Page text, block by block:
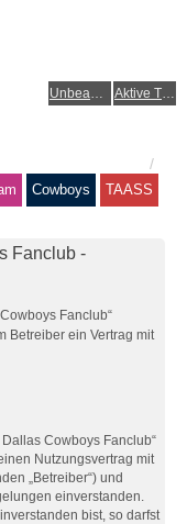
Unbeantwortete Themen
Aktive Themen
Cowboys TAASS
Fanclub -
Fanclub“
Betreiber ein Vertrag mit
Cowboys Fanclub“
Nutzungsvertrag mit
„Betreiber“) und
einverstanden.
bist, so darfst